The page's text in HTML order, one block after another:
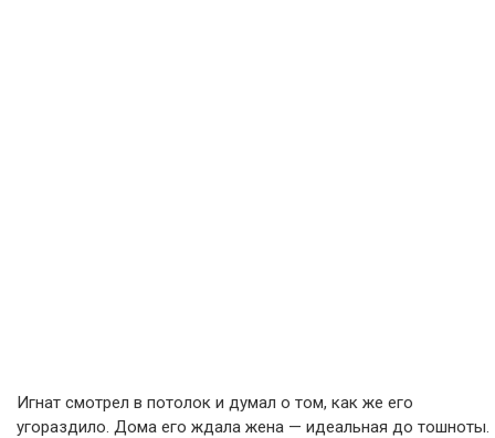
Игнат смотрел в потолок и думал о том, как же его
угораздило. Дома его ждала жена — идеальная до тошноты.